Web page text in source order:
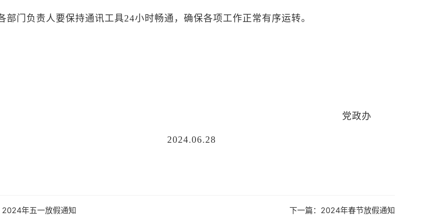
部门负责人要保持通讯工具24小时畅通，确保各项工作正常有序运转。
党政办
2024年五一放假通知 下一篇： 2024年春节放假通知